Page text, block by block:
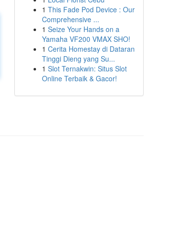
1 This Fade Pod Device : Our
Comprehensive ...
1 Seize Your Hands on a
Yamaha VF200 VMAX SHO!
1 Cerita Homestay di Dataran
Tinggi Dieng yang Su...
1 Slot Ternakwin: Situs Slot
Online Terbaik & Gacor!